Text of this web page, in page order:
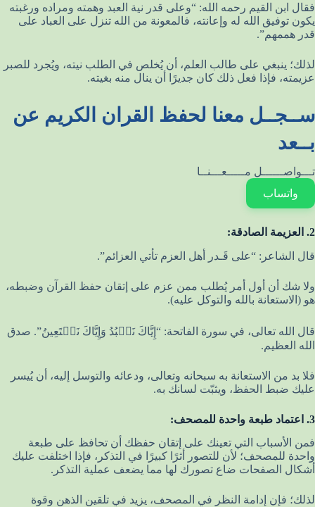
فقال ابن القيم رحمه الله: “وعلى قدر نية العبد وهمته ومراده ورغبته
يكون توفيق الله له وإعانته، فالمعونة من الله تنزل على العباد على
قدر هممهم”.
لذلك؛ ينبغي على طالب العلم، أن يُخلص في الطلب نيته، ويُجرد للصبر
عزيمته، فإذا فعل ذلك كان جديرًا أن ينال منه بغيته.
ســجــل معنا لحفظ القران الكريم عن
بــعد
تـــواصــــــل مـــــعـــنــا
واتساب
2. العزيمة الصادقة:
قال الشاعر: “على قَـدر أهل العزم تأتي العزائم”.
ولا شك أن أول أمر يُطلب ممن عزم على إتقان حفظ القرآن وضبطه،
هو (الاستعانة بالله والتوكل عليه).
قال الله تعالى، في سورة الفاتحة: “إِيَّاكَ نَعۡبُدُ وَإِيَّاكَ نَسۡتَعِينُ”. صدق
الله العظيم.
فلا بد من الاستعانة به سبحانه وتعالى، ودعائه والتوسل إليه، أن يُيسر
عليك ضبط الحفظ، ويثبّت لسانك به.
3. اعتماد طبعة واحدة للمصحف:
فمن الأسباب التي تعينك على إتقان حفظك أن تحافظ على طبعة
واحدة للمصحف؛ لأن للتصور أثرًا كبيرًا في التذكر، فإذا اختلفت عليك
أشكال الصفحات ضاع تصورك لها مما يضعف عملية التذكر.
لذلك؛ فإن إدامة النظر في المصحف، يزيد في تلقين الذهن وقوة